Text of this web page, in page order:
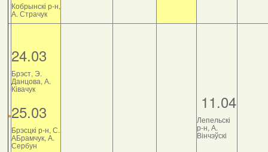
Кобрынскі р-н,
А. Страчук
24.03
Брэст, Э.
Данцова, А.
Ківачук
25.03
Брэсцкі р-н, С.
АБрамчук, А.
Сербун
11.04
Лепельскі
р-н, А.
Вінчэўскі